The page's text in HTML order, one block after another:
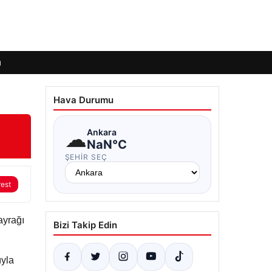
Hava Durumu
☁Ankara
NaN°C
ŞEHIR SEÇ
Bizi Takip Edin